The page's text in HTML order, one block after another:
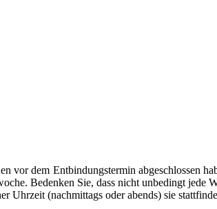
vor dem Entbindungstermin abgeschlossen
Bedenken Sie, dass nicht unbedingt jede
Uhrzeit (nachmittags oder abends) sie